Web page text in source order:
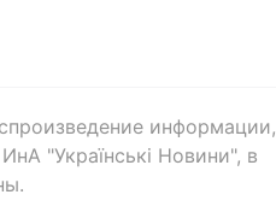
информации,
"Українські Новини", в